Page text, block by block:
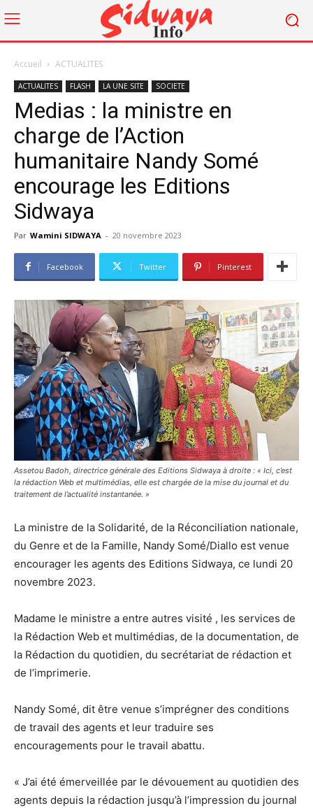
Accueil ACTUALITES
ACTUALITES FLASH LA UNE SITE SOCIETE
Medias : la ministre en
charge de l’Action
humanitaire Nandy Somé
encourage les Editions
Sidwaya
Par Wamini SIDWAYA - 20 novembre 2023
Facebook Twitter Pinterest
Assetou Badoh, directrice générale des Editions Sidwaya à droite : « Ici, c’est
la rédaction Web et multimédias, elle est chargée de la mise du journal et du
traitement de l’actualité instantanée. »
La ministre de la Solidarité, de la Réconciliation nationale,
du Genre et de la Famille, Nandy Somé/Diallo est venue
encourager les agents des Editions Sidwaya, ce lundi 20
novembre 2023.
Madame le ministre a entre autres visité , les services de
la Rédaction Web et multimédias, de la documentation, de
la Rédaction du quotidien, du secrétariat de rédaction et
de l’imprimerie.
Nandy Somé, dit être venue s’imprégner des conditions
de travail des agents et leur traduire ses
encouragements pour le travail abattu.
« J’ai été émerveillée par le dévouement au quotidien des
agents depuis la rédaction jusqu’à l’impression du journal